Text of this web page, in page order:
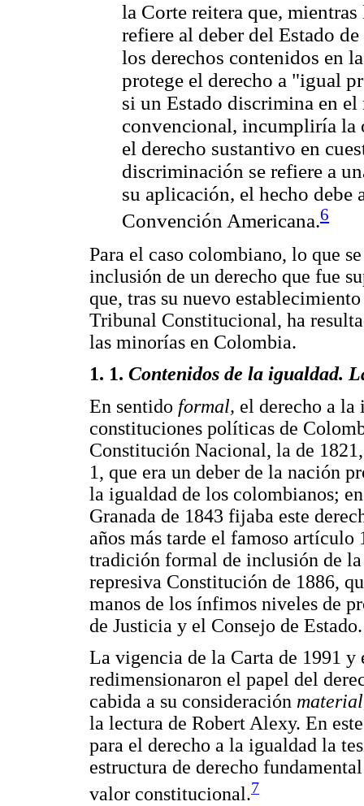
la Corte reitera que,
refiere al deber del Estado
los derechos contenidos en
protege el derecho a "igual
si un Estado discrimina en el
convencional, incumpliría la
el derecho sustantivo en
discriminación se refiere a
su aplicación, el hecho debe
Convención Americana.6
Para el caso colombiano, lo que
inclusión de un derecho que fue
que, tras su nuevo
Tribunal Constitucional, ha
las minorías en Colombia.
1. 1. Contenidos de la igualdad.
En sentido formal, el derecho a
constituciones políticas de
Constitución Nacional, la de
1, que era un deber de la nación
la igualdad de los colombianos;
Granada de 1843 fijaba este
años más tarde el famoso
tradición formal de inclusión de
represiva Constitución de 1886,
manos de los ínfimos niveles de
de Justicia y el Consejo de Estado.
La vigencia de la Carta de 1991
redimensionaron el papel del
cabida a su consideración
la lectura de Robert Alexy. En
para el derecho a la igualdad la
estructura de derecho
valor constitucional.7